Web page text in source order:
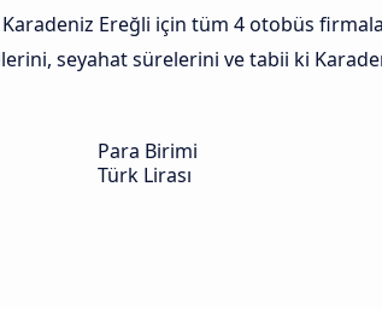
Ereğli için tüm 4 otobüs
seyahat sürelerini ve tabii ki
Para Birimi
Türk Lirası